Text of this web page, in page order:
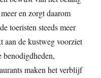
en zorgt daarom
toeristen steeds meer
aan de kustweg voorziet
benodigdheden,
maken het verblijf